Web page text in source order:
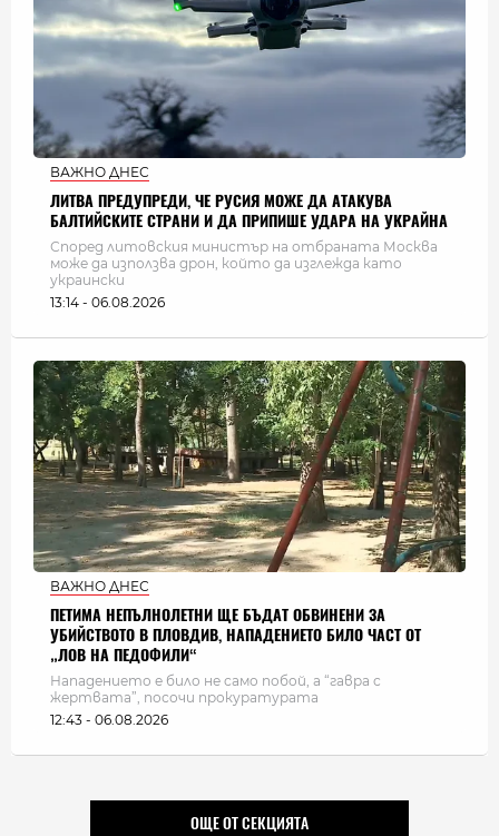
ВАЖНО ДНЕС
ЛИТВА ПРЕДУПРЕДИ, ЧЕ РУСИЯ МОЖЕ ДА АТАКУВА
БАЛТИЙСКИТЕ СТРАНИ И ДА ПРИПИШЕ УДАРА НА УКРАЙНА
Според литовския министър на отбраната Москва
може да използва дрон, който да изглежда като
украински
13:14 - 06.08.2026
ВАЖНО ДНЕС
ПЕТИМА НЕПЪЛНОЛЕТНИ ЩЕ БЪДАТ ОБВИНЕНИ ЗА
УБИЙСТВОТО В ПЛОВДИВ, НАПАДЕНИЕТО БИЛО ЧАСТ ОТ
„ЛОВ НА ПЕДОФИЛИ“
Нападението е било не само побой, а “гавра с
жертвата”, посочи прокуратурата
12:43 - 06.08.2026
ОЩЕ ОТ СЕКЦИЯТА